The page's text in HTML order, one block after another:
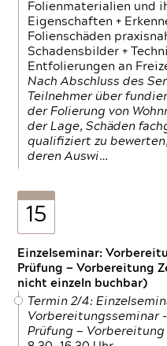
Folienmaterialien und
Eigenschaften +
Folienschäden
Schadensbilder +
Entfolierungen an
Nach Abschluss des
Teilnehmer über
der Folierung von
der Lage, Schäden
qualifiziert zu
deren Auswi…
15
Einzelseminar:
Prüfung — Vorbereitung
nicht einzeln buchbar)
Termin 2/4:
Vorbereitungsseminar -
Prüfung —